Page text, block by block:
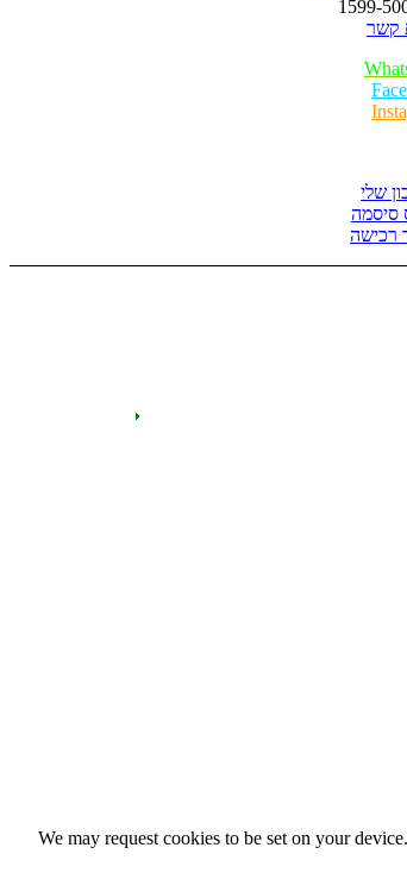
1599-
קשר
שלי
סיסמה
רכישה
We may request cookies to be set on your